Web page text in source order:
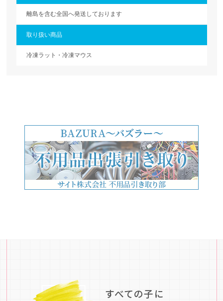
離島を含む全国へ発送しております
取り扱い商品
冷凍ラット・冷凍マウス
すべての子に